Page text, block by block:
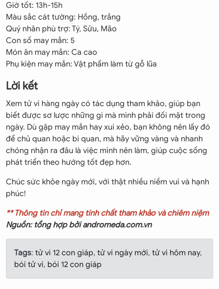
Giờ tốt: 13h-15h
Màu sắc cát tường: Hồng, trắng
Quý nhân phù trợ: Tý, Sửu, Mão
Con số may mắn: 5
Món ăn may mắn: Ca cao
Phụ kiện may mắn: Vật phẩm làm từ gỗ lũa
Lời kết
Xem tử vi hàng ngày có tác dụng tham khảo, giúp bạn
biết được sơ lược những gì mà mình phải đối mặt trong
ngày. Dù gặp may mắn hay xui xẻo, bạn không nên lấy đó
để chủ quan hoặc bi quan, mà hãy vững vàng và nhanh
chóng nhận ra đâu là việc mình nên làm, giúp cuộc sống
phát triển theo hướng tốt đẹp hơn.
Chúc sức khỏe ngày mới, với thật nhiều niềm vui và hạnh
phúc!
** Thông tin chỉ mang tính chất tham khảo và chiêm niệm
Nguồn: tổng hợp bởi andromeda.com.vn
Tags: tử vi 12 con giáp, tử vi ngày mới, tử vi hôm nay,
bói tử vi, bói 12 con giáp